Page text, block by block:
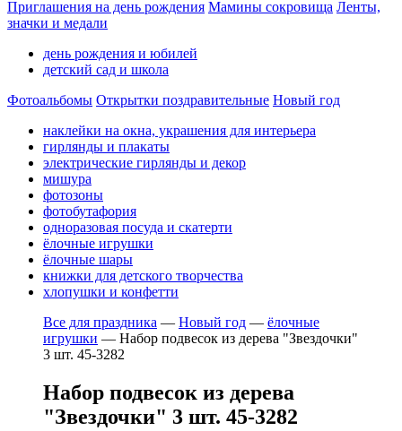
Приглашения на день рождения Мамины сокровища Ленты,
значки и медали
день рождения и юбилей
детский сад и школа
Фотоальбомы Открытки поздравительные Новый год
наклейки на окна, украшения для интерьера
гирлянды и плакаты
электрические гирлянды и декор
мишура
фотозоны
фотобутафория
одноразовая посуда и скатерти
ёлочные игрушки
ёлочные шары
книжки для детского творчества
хлопушки и конфетти
Все для праздника — Новый год — ёлочные
игрушки — Набор подвесок из дерева "Звездочки"
3 шт. 45-3282
Набор подвесок из дерева
"Звездочки" 3 шт. 45-3282